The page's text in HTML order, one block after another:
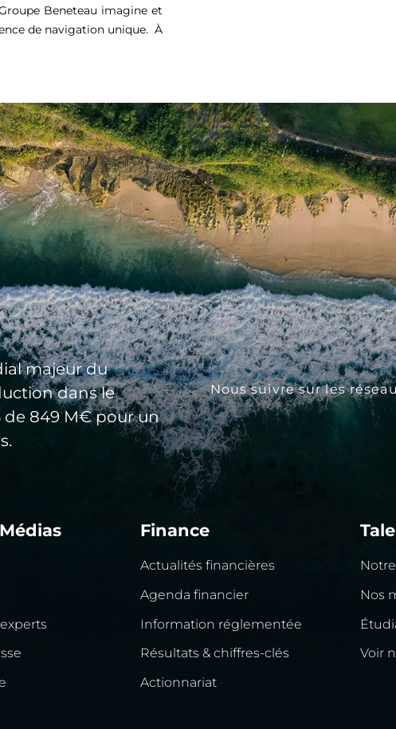
Beneteau imagine et
de navigation unique. À
majeur du
dans le
de 849 M€ pour un
Nous suivre sur les
Finance
Actualités financières
Agenda financier
Information réglementée
Résultats & chiffres-clés
Actionnariat
Nos
Voir